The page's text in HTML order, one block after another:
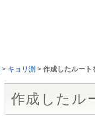
> キョリ測 > 作成したルート
作成したル